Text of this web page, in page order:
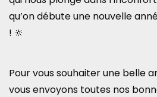
qu’on débute une nouvelle
! 🔆
Pour vous souhaiter une belle
vous envoyons toutes nos